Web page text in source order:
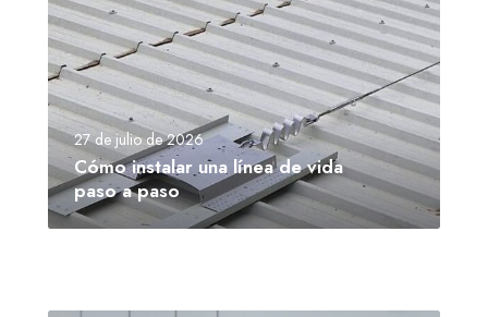
27 de julio de 2026
Cómo instalar una línea de vida
paso a paso